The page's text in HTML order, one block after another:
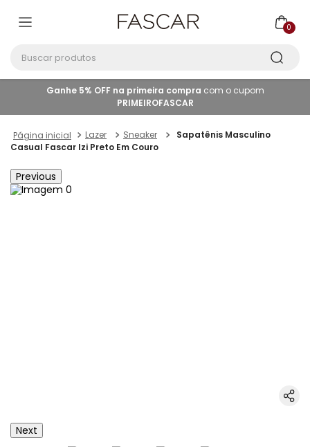
0
Ganhe 5% OFF na primeira compra com o cupom
PRIMEIROFASCAR
Lazer Sneaker
Sapatênis Masculino
Casual Fascar Izi Preto Em Couro
Previous
Next